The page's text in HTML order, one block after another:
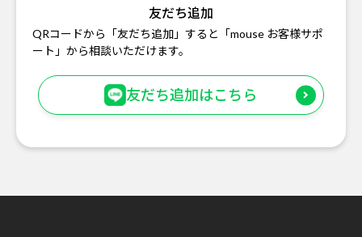
友だち追加
QRコードから「友だち追加」すると「mouse お客様サポ
ート」から相談いただけます。
友だち追加はこちら